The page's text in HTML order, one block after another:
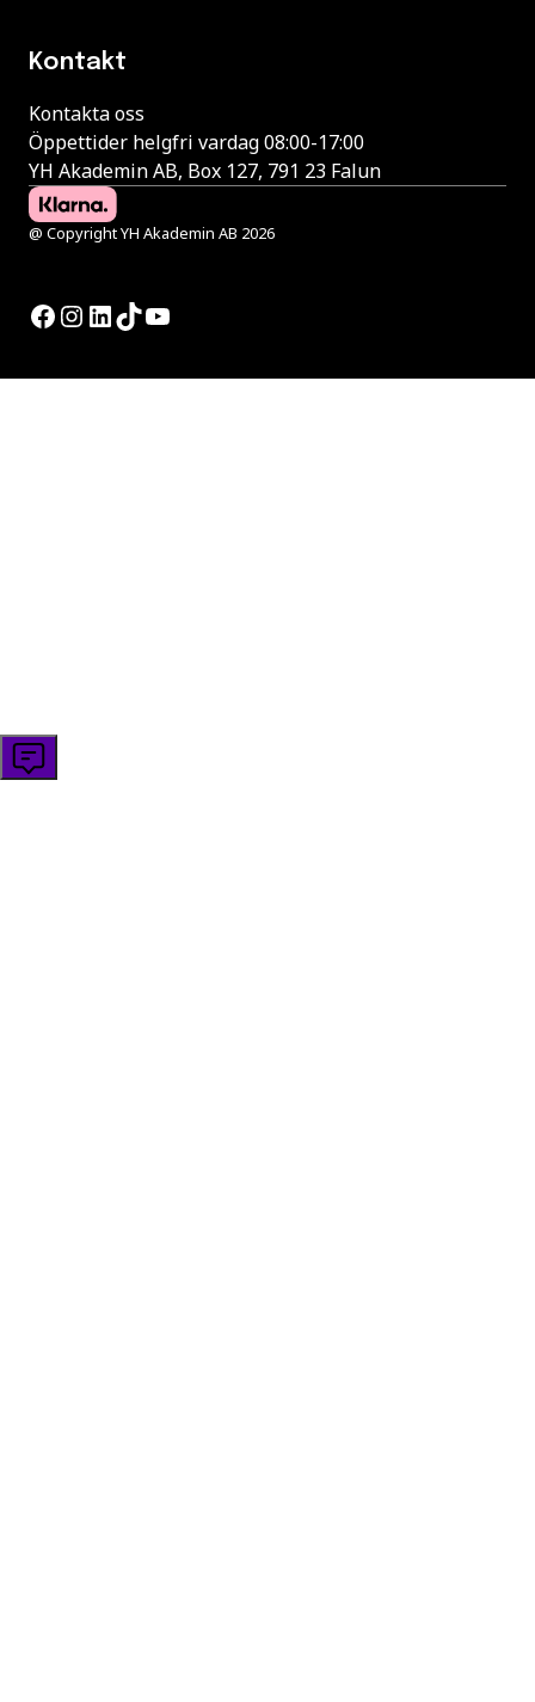
Kontakt
Kontakta oss
Öppettider helgfri vardag 08:00-17:00
YH Akademin AB, Box 127, 791 23 Falun
@ Copyright YH Akademin AB 2026
Facebook
Instagram
LinkedIn
TikTok
YouTube